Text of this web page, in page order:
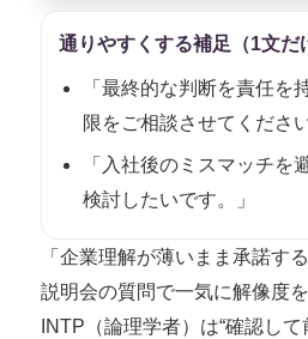
通りやすくする補足（1文だ
「最終的な判断を責任を
限をご相談させてくださ
「入社後のミスマッチを
検討したいです。」
「企業理解が薄いまま承諾す
説明会の質問で一気に解像度
INTP（論理学者）は“確認し